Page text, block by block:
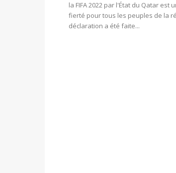
la FIFA 2022 par l'État du Qatar est
fierté pour tous les peuples de la
déclaration a été faite...